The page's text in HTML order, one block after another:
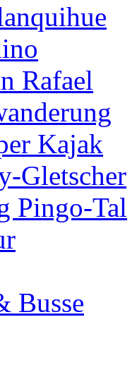
Rafael
Kajak
Gletscher
Pingo-Tal
Busse